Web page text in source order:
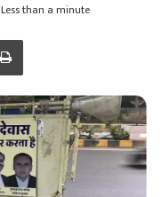
Less than a minute